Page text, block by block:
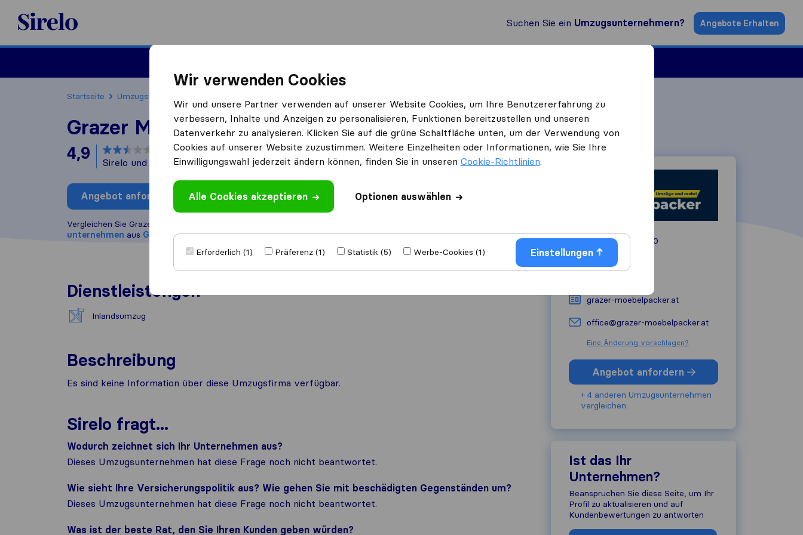
Sirelo.at
Suchen Sie ein Umzugsunternehmern? Angebote Erhalten
Startseite Umzugsfirmen
Grazer Möbelpacker
4,9 basierend auf13
Sirelo und Google Bewertungen
Angebot anfordern Bewertung schreiben
Vergleichen Sie Grazer Möbelpacker mit anderen
unternehmen aus Graz
Was Kunden sagen
Preis (1)
Dienstleistungen
Inlandsumzug
Beschreibung
Es sind keine Information über diese Umzugsfirma verfügbar.
Sirelo fragt...
Wodurch zeichnet sich Ihr Unternehmen aus?
Dieses Umzugsunternehmen hat diese Frage noch nicht beantwortet.
Wie sieht Ihre Versicherungspolitik aus? Wie gehen Sie mit beschädigten Gegenständen um?
Dieses Umzugsunternehmen hat diese Frage noch nicht beantwortet.
Was ist der beste Rat, den Sie Ihren Kunden geben würden?
Moserhofgasse 20
8010
grazer-moebelpacker.at
office@grazer-moebelpacker.at
Eine Änderung vorschlagen?
Angebot anfordern
+ 4 anderen Umzugs​unternehmen
vergleichen
Ist das Ihr
Unternehmen?
Beanspruchen Sie diese Seite, um Ihr
Profil zu aktualisieren und auf
Kundenbewertungen zu antworten
Wir verwenden Cookies
Wir und unsere Partner verwenden auf unserer Website Cookies, um Ihre Benutzererfahrung zu
verbessern, Inhalte und Anzeigen zu personalisieren, Funktionen bereitzustellen und unseren
Datenverkehr zu analysieren. Klicken Sie auf die grüne Schaltfläche unten, um der Verwendung von
Cookies auf unserer Website zuzustimmen. Weitere Einzelheiten oder Informationen, wie Sie Ihre
Einwilligungswahl jederzeit ändern können, finden Sie in unseren Cookie-Richtlinien.
Alle Cookies akzeptieren Optionen auswählen
Erforderlich (1) Präferenz (1) Statistik (5) Werbe-Cookies (1) Einstellungen